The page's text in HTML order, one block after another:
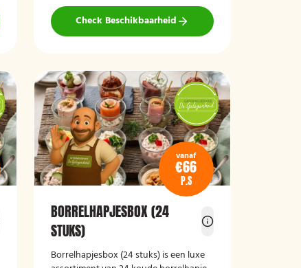
serveerklaar zijn voor een feest, borrel
of bijeenkomst.
Check Beschikbaarheid
vanaf
€66
P.S
BORRELHAPJESBOX (24
STUKS)
Borrelhapjesbox (24 stuks)is een luxe